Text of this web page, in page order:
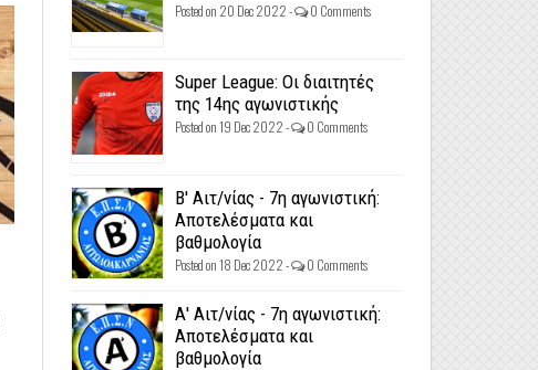
Posted on 20 Dec 2022 - 0 Comments
Super League: Οι διαιτητές
της 14ης αγωνιστικής
Posted on 19 Dec 2022 - 0 Comments
Β' Αιτ/νίας - 7η αγωνιστική:
Αποτελέσματα και
βαθμολογία
Posted on 18 Dec 2022 - 0 Comments
Α' Αιτ/νίας - 7η αγωνιστική:
Αποτελέσματα και
βαθμολογία